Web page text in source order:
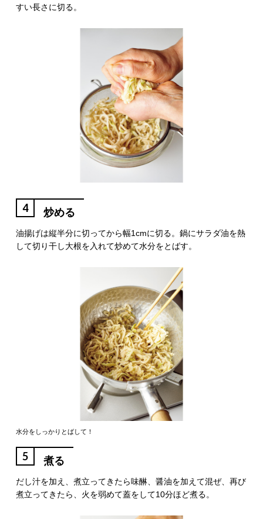
すい長さに切る。
4 炒める
油揚げは縦半分に切ってから幅1cmに切る。鍋にサラダ油を熱
して切り干し大根を入れて炒めて水分をとばす。
水分をしっかりとばして！
5 煮る
だし汁を加え、煮立ってきたら味醂、醤油を加えて混ぜ、再び
煮立ってきたら、火を弱めて蓋をして10分ほど煮る。